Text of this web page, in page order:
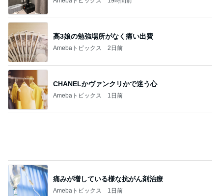
潰した納戸がキッチンへと大変身
投資方針に合う企業のみ買う決意
Amebaトピックス 2日前